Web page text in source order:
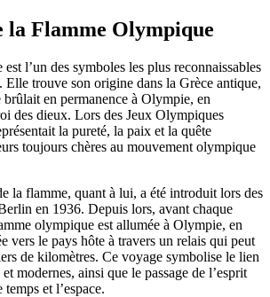
la Flamme Olympique
l’un des symboles les plus reconnaissables
Elle trouve son origine dans la Grèce antique,
brûlait en permanence à Olympie, en
des dieux. Lors des Jeux Olympiques
la pureté, la paix et la quête
toujours chères au mouvement olympique
la flamme, quant à lui, a été introduit lors des
en 1936. Depuis lors, avant chaque
olympique est allumée à Olympie, en
vers le pays hôte à travers un relais qui peut
de kilomètres. Ce voyage symbolise le lien
modernes, ainsi que le passage de l’esprit
et l’espace.